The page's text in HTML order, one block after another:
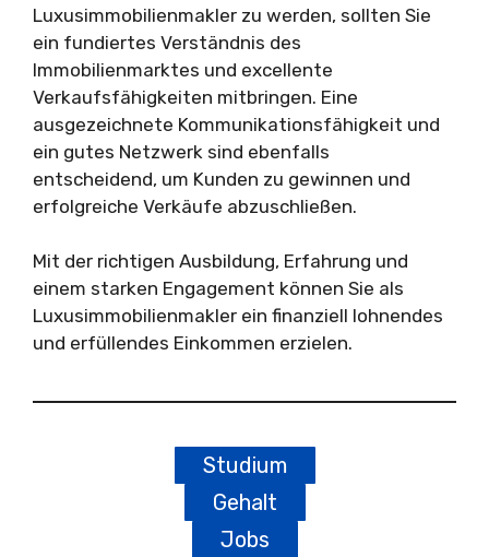
Luxusimmobilienmakler zu werden, sollten Sie
ein fundiertes Verständnis des
Immobilienmarktes und excellente
Verkaufsfähigkeiten mitbringen. Eine
ausgezeichnete Kommunikationsfähigkeit und
ein gutes Netzwerk sind ebenfalls
entscheidend, um Kunden zu gewinnen und
erfolgreiche Verkäufe abzuschließen.
Mit der richtigen Ausbildung, Erfahrung und
einem starken Engagement können Sie als
Luxusimmobilienmakler ein finanziell lohnendes
und erfüllendes Einkommen erzielen.
Studium
Gehalt
Jobs